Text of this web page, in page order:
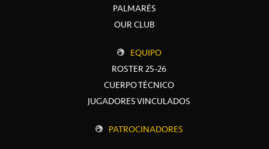
PALMARÉS
OUR CLUB
EQUIPO
ROSTER 25-26
CUERPO TÉCNICO
JUGADORES VINCULADOS
PATROCINADORES